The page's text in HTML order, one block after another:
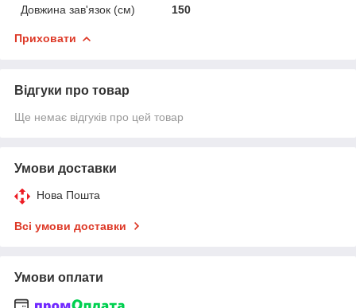
Довжина зав'язок (см)
150
Приховати
Відгуки про товар
Ще немає відгуків про цей товар
Умови доставки
Нова Пошта
Всі умови доставки
Умови оплати